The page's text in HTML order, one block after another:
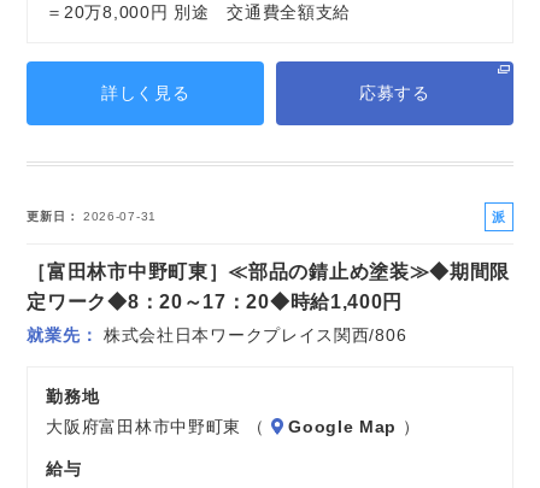
＝20万8,000円 別途 交通費全額支給
詳しく見る 応募する
更新日 2026-07-31
派
社
［富田林市中野町東］≪部品の錆止め塗装≫◆期間限
定ワーク◆8：20～17：20◆時給1,400円
就業先 株式会社日本ワークプレイス関西/806
勤務地
大阪府富田林市中野町東 （
Google Map ）
給与